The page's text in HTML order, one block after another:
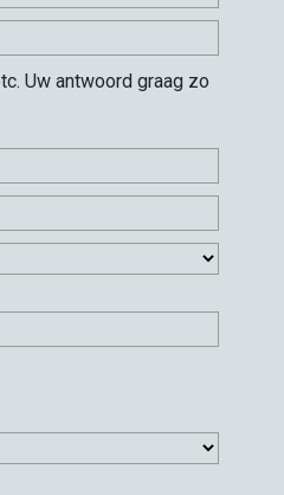
Uw antwoord graag zo